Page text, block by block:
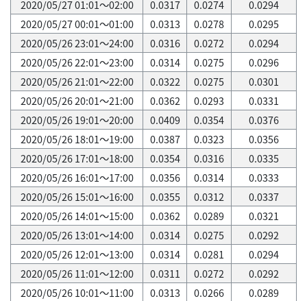
2020/05/27 01:01～02:00
0.0317 0.0274
0.0294
2020/05/27 00:01～01:00
0.0313 0.0278
0.0295
2020/05/26 23:01～24:00
0.0316 0.0272
0.0294
2020/05/26 22:01～23:00
0.0314 0.0275
0.0296
2020/05/26 21:01～22:00
0.0322 0.0275
0.0301
2020/05/26 20:01～21:00
0.0362 0.0293
0.0331
2020/05/26 19:01～20:00
0.0409 0.0354
0.0376
2020/05/26 18:01～19:00
0.0387 0.0323
0.0356
2020/05/26 17:01～18:00
0.0354 0.0316
0.0335
2020/05/26 16:01～17:00
0.0356 0.0314
0.0333
2020/05/26 15:01～16:00
0.0355 0.0312
0.0337
2020/05/26 14:01～15:00
0.0362 0.0289
0.0321
2020/05/26 13:01～14:00
0.0314 0.0275
0.0292
2020/05/26 12:01～13:00
0.0314 0.0281
0.0294
2020/05/26 11:01～12:00
0.0311 0.0272
0.0292
2020/05/26 10:01～11:00
0.0313 0.0266
0.0289